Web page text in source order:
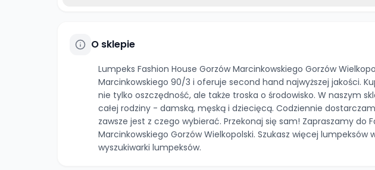
O sklepie
Lumpeks Fashion House Gorzów Marcinkowskiego Gorzów
Marcinkowskiego 90/3 i oferuje second hand najwyższej jakości.
nie tylko oszczędność, ale także troska o środowisko. W naszym
całej rodziny - damską, męską i dziecięcą. Codziennie
zawsze jest z czego wybierać. Przekonaj się sam! Zapraszamy do
Marcinkowskiego Gorzów Wielkopolski. Szukasz więcej lumpeksów
wyszukiwarki lumpeksów.